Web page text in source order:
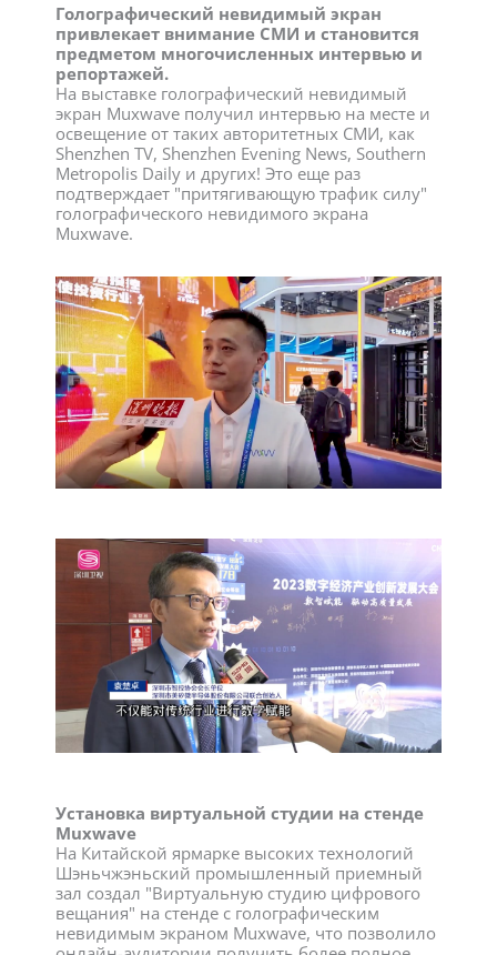
Голографический невидимый экран
привлекает внимание СМИ и становится
предметом многочисленных интервью и
репортажей.
На выставке голографический невидимый
экран Muxwave получил интервью на месте и
освещение от таких авторитетных СМИ, как
Shenzhen TV, Shenzhen Evening News, Southern
Metropolis Daily и других! Это еще раз
подтверждает "притягивающую трафик силу"
голографического невидимого экрана
Muxwave.
Установка виртуальной студии на стенде
Muxwave
На Китайской ярмарке высоких технологий
Шэньчжэньский промышленный приемный
зал создал "Виртуальную студию цифрового
вещания" на стенде с голографическим
невидимым экраном Muxwave, что позволило